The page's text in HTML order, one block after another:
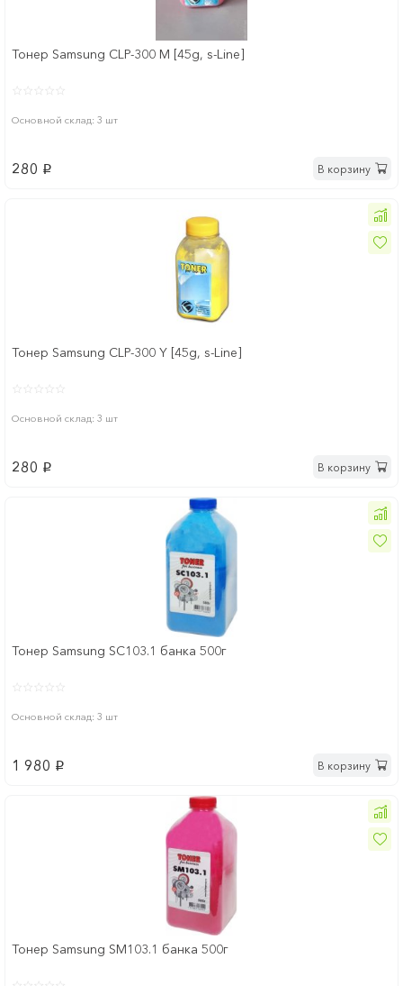
Тонер Samsung CLP-300 M [45g, s-Line]
Основной склад: 3 шт
280 p В корзину
Тонер Samsung CLP-300 Y [45g, s-Line]
Основной склад: 3 шт
280 p В корзину
Тонер Samsung SC103.1 банка 500г
Основной склад: 3 шт
1 980 p В корзину
Тонер Samsung SM103.1 банка 500г